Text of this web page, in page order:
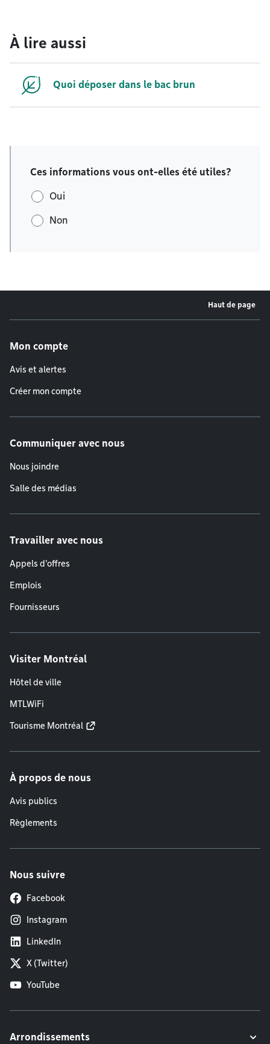
À lire aussi
Quoi déposer dans le bac brun
Ces informations vous ont-elles été utiles?
Oui
Non
Haut de page
Mon compte
Avis et alertes
Créer mon compte
Communiquer avec nous
Nous joindre
Salle des médias
Travailler avec nous
Appels d'offres
Emplois
Fournisseurs
Visiter Montréal
Hôtel de ville
MTLWiFi
Tourisme Montréal
À propos de nous
Avis publics
Règlements
Nous suivre
Facebook
Instagram
LinkedIn
X (Twitter)
YouTube
Arrondissements